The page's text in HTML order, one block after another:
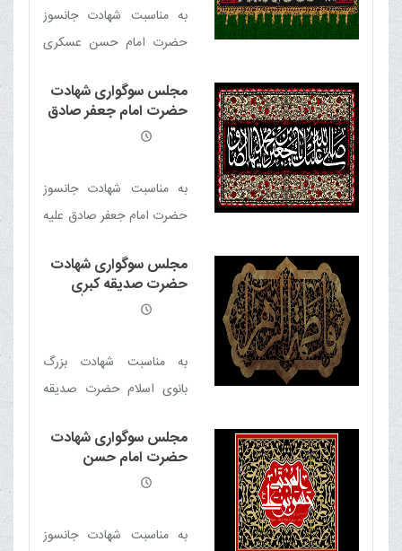
به مناسبت شهادت جانسوز
حضرت امام حسن عسکری
در دفتر حضرت آیت الله
العظمی مکارم شیرازی برگزار
مجلس سوگواری شهادت
حضرت امام جعفر صادق
علیه السلام
به مناسبت شهادت جانسوز
حضرت امام جعفر صادق علیه
دفتر حضرت آیت الله العظمی
مکارم شیرازی برگزار خواهد
مجلس سوگواری شهادت
حضرت صدیقه کبری
فاطمه زهرا سلام الله علیها
به مناسبت شهادت بزرگ
بانوی اسلام حضرت صدیقه
علیها مجلس سوگواری در
دفتر حضرت آیت الله العظمی
برگزار خواهد شد
مجلس سوگواری شهادت
حضرت امام حسن
مجتبی علیه السلام
به مناسبت شهادت جانسوز